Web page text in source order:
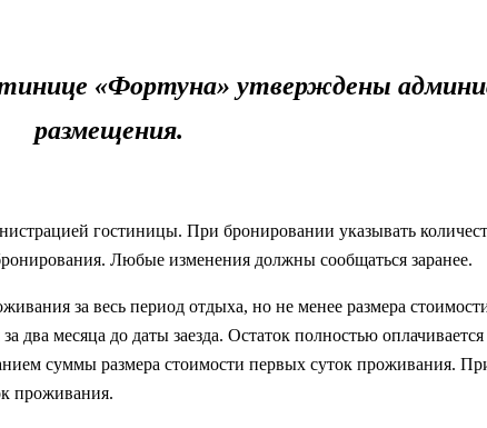
«Фортуна» утверждены
размещения.
гостиницы. При бронировании указывать
Любые изменения должны сообщаться заранее.
за весь период отдыха, но не менее размера
два месяца до даты заезда. Остаток полностью оплачивается
суммы размера стоимости первых суток проживания.
проживания.